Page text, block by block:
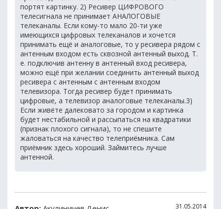
портят картинку. 2) Ресивер ЦИФРОВОГО
телесигнала не принимает АНАЛОГОВЫЕ
телеканалы. Если кому-то мало 20-ти уже
имеющихся цифровых телеканалов и хочется
принимать ещё и аналоговые, то у ресивера рядом с
антенным входом есть сквозной антенный выход. Т.
е. подключив антенну в антенный вход ресивера,
можно ещё при желании соединить антенный выход
ресивера с антенным с антенным входом
телевизора. Тогда ресивер будет принимать
цифровые, а телевизор аналоговые телеканалы.3)
Если живёте далековато за городом и картинка
будет нестабильной и рассыпаться на квадратики
(признак плохого сигнала), то не спешите
жаловаться на качество телеприёмника. Сам
приёмник здесь хороший. Займитесь лучше
антенной.
31.05.2014